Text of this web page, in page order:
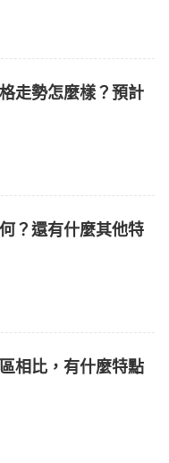
走勢怎麼樣？預計
？還有什麼其他特
相比，有什麼特點